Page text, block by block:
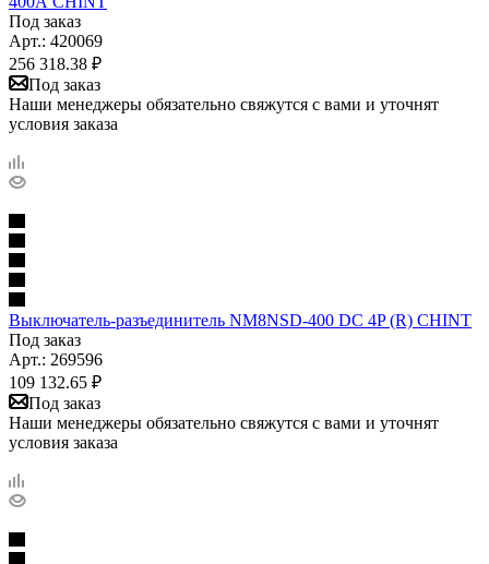
Под заказ
Арт.: 420069
256 318.38 ₽
Под заказ
Наши менеджеры обязательно свяжутся с вами и уточнят
условия заказа
Выключатель-разъединитель NM8NSD-400 DC 4P (R) CHINT
Под заказ
Арт.: 269596
109 132.65 ₽
Под заказ
Наши менеджеры обязательно свяжутся с вами и уточнят
условия заказа